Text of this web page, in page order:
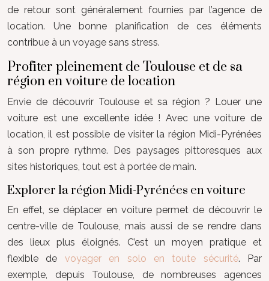
de retour sont généralement fournies par l’agence de
location. Une bonne planification de ces éléments
contribue à un voyage sans stress.
Profiter pleinement de Toulouse et de sa
région en voiture de location
Envie de découvrir Toulouse et sa région ? Louer une
voiture est une excellente idée ! Avec une voiture de
location, il est possible de visiter la région Midi-Pyrénées
à son propre rythme. Des paysages pittoresques aux
sites historiques, tout est à portée de main.
Explorer la région Midi-Pyrénées en voiture
En effet, se déplacer en voiture permet de découvrir le
centre-ville de Toulouse, mais aussi de se rendre dans
des lieux plus éloignés. C’est un moyen pratique et
flexible de voyager en solo en toute sécurité. Par
exemple, depuis Toulouse, de nombreuses agences